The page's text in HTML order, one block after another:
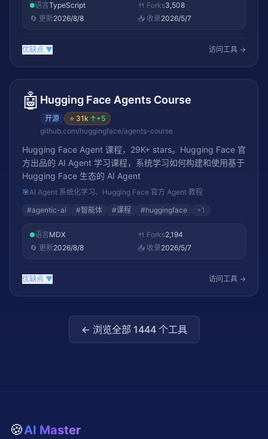
语言TypeScript 🍴 Forks3,508
🔄 更新2026/8/8 📥 收录2026/5/7
优缺点 ▼ 访问工具 →
🤖 Hugging Face Agents Course
开源 ⭐ 31k ↑+5
github.com/huggingface/agents-course
Hugging Face Agent 课程，29K+ stars。Hugging Face 官
方出品的 AI Agent 学习课程，系统学习如何构建和使用基于
Hugging Face 生态的 AI Agent
🎯AI Agent 系统化学习、Hugging Face 官方 Agent 教程
#agentic-ai #智能体 #课程 #huggingface +1
语言MDX 🍴 Forks2,194
🔄 更新2026/8/8 📥 收录2026/5/7
优缺点 ▼ 访问工具 →
← 浏览全部 1444个工具
🍪AI Master